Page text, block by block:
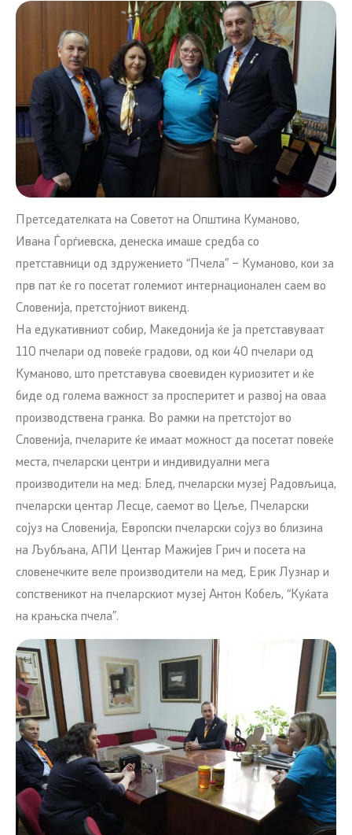
Претседателката на Советот на Општина Куманово,
Ивана Ѓорѓиевска, денеска имаше средба со
претставници од здружението “Пчела” – Куманово, кои за
прв пат ќе го посетат големиот интернационален саем во
Словенија, претстојниот викенд.
На едукативниот собир, Македонија ќе ја претставуваат
110 пчелари од повеќе градови, од кои 40 пчелари од
Куманово, што претставува своевиден куриозитет и ќе
биде од голема важност за просперитет и развој на оваа
производствена гранка. Во рамки на претстојот во
Словенија, пчеларите ќе имаат можност да посетат повеќе
места, пчеларски центри и индивидуални мега
производители на мед: Блед, пчеларски музеј Радовљица,
пчеларски центар Лесце, саемот во Цеље, Пчеларски
сојуз на Словенија, Европски пчеларски сојуз во близина
на Љубљана, АПИ Центар Мажијев Грич и посета на
словенечките веле производители на мед, Ерик Лузнар и
сопственикот на пчеларскиот музеј Антон Кобељ, “Куќата
на крањска пчела”.